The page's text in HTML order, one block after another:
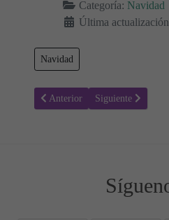
Categoría: Navidad
Última
Navidad
Artículo anterior: La Navidad
Anterior Artículo
Siguiente